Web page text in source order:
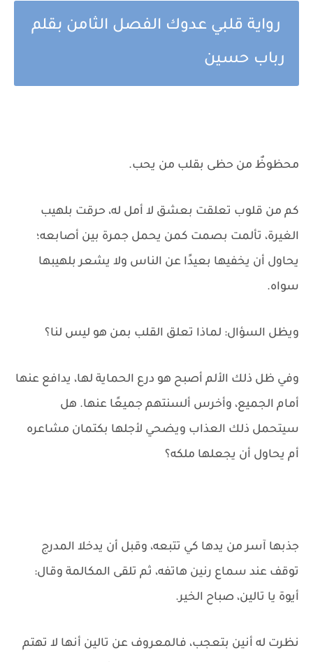
رواية قلبي عدوك الفصل الثامن بقلم
رباب حسين
محظوظٌ من حظى بقلب من يحب.
كم من قلوب تعلقت بعشق لا أمل له، حرقت بلهيب
الغيرة، تألمت بصمت كمن يحمل جمرة بين أصابعه؛
يحاول أن يخفيها بعيدًا عن الناس ولا يشعر بلهيبها
سواه.
ويظل السؤال: لماذا تعلق القلب بمن هو ليس لنا؟
وفي ظل ذلك الألم أصبح هو درع الحماية لها، يدافع عنها
أمام الجميع، وأخرس ألسنتهم جميعًا عنها. هل
سيتحمل ذلك العذاب ويضحي لأجلها بكتمان مشاعره
أم يحاول أن يجعلها ملكه؟
جذبها آسر من يدها كي تتبعه، وقبل أن يدخلا المدرج
توقف عند سماع رنين هاتفه، ثم تلقى المكالمة وقال:
أيوة يا تالين، صباح الخير.
نظرت له أنين بتعجب، فالمعروف عن تالين أنها لا تهتم